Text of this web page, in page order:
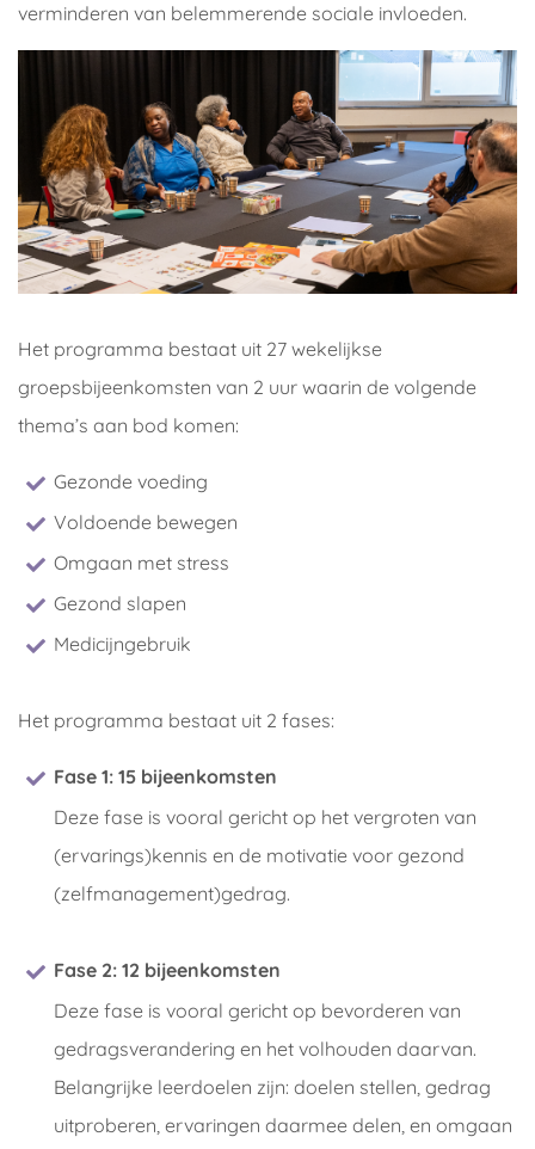
verminderen van belemmerende sociale invloeden.
Het programma bestaat uit 27 wekelijkse
groepsbijeenkomsten van 2 uur waarin de volgende
thema’s aan bod komen:
Gezonde voeding
Voldoende bewegen
Omgaan met stress
Gezond slapen
Medicijngebruik
Het programma bestaat uit 2 fases:
Fase 1: 15 bijeenkomsten
Deze fase is vooral gericht op het vergroten van
(ervarings)kennis en de motivatie voor gezond
(zelfmanagement)gedrag.
Fase 2: 12 bijeenkomsten
Deze fase is vooral gericht op bevorderen van
gedragsverandering en het volhouden daarvan.
Belangrijke leerdoelen zijn: doelen stellen, gedrag
uitproberen, ervaringen daarmee delen, en omgaan